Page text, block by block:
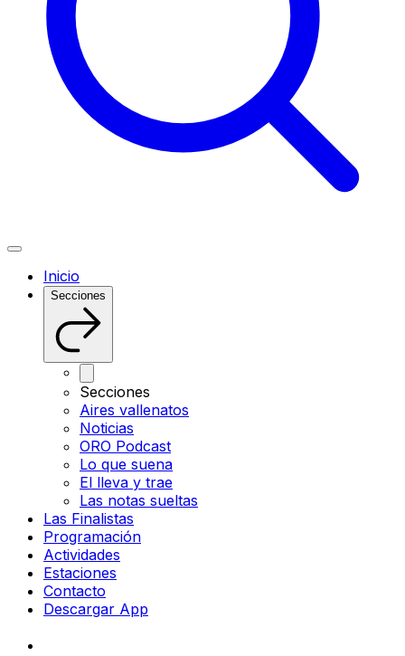
Inicio
Secciones
Secciones
Aires vallenatos
Noticias
ORO Podcast
Lo que suena
El lleva y trae
Las notas sueltas
Las Finalistas
Programación
Actividades
Estaciones
Contacto
Descargar App